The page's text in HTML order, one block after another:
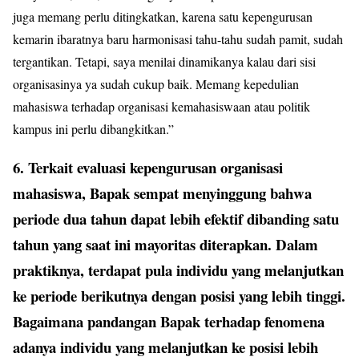
juga memang perlu ditingkatkan, karena satu kepengurusan
kemarin ibaratnya baru harmonisasi tahu-tahu sudah pamit, sudah
tergantikan. Tetapi, saya menilai dinamikanya kalau dari sisi
organisasinya ya sudah cukup baik. Memang kepedulian
mahasiswa terhadap organisasi kemahasiswaan atau politik
kampus ini perlu dibangkitkan.”
6. Terkait evaluasi kepengurusan organisasi
mahasiswa, Bapak sempat menyinggung bahwa
periode dua tahun dapat lebih efektif dibanding satu
tahun yang saat ini mayoritas diterapkan. Dalam
praktiknya, terdapat pula individu yang melanjutkan
ke periode berikutnya dengan posisi yang lebih tinggi.
Bagaimana pandangan Bapak terhadap fenomena
adanya individu yang melanjutkan ke posisi lebih